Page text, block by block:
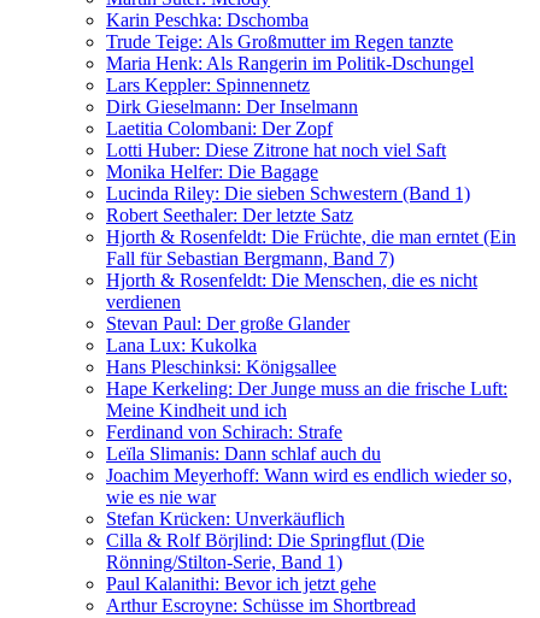
Karin Peschka: Dschomba
Trude Teige: Als Großmutter im Regen tanzte
Maria Henk: Als Rangerin im Politik-Dschungel
Lars Keppler: Spinnennetz
Dirk Gieselmann: Der Inselmann
Laetitia Colombani: Der Zopf
Lotti Huber: Diese Zitrone hat noch viel Saft
Monika Helfer: Die Bagage
Lucinda Riley: Die sieben Schwestern (Band 1)
Robert Seethaler: Der letzte Satz
Hjorth & Rosenfeldt: Die Früchte, die man erntet (Ein
Fall für Sebastian Bergmann, Band 7)
Hjorth & Rosenfeldt: Die Menschen, die es nicht
verdienen
Stevan Paul: Der große Glander
Lana Lux: Kukolka
Hans Pleschinksi: Königsallee
Hape Kerkeling: Der Junge muss an die frische Luft:
Meine Kindheit und ich
Ferdinand von Schirach: Strafe
Leïla Slimanis: Dann schlaf auch du
Joachim Meyerhoff: Wann wird es endlich wieder so,
wie es nie war
Stefan Krücken: Unverkäuflich
Cilla & Rolf Börjlind: Die Springflut (Die
Rönning/Stilton-Serie, Band 1)
Paul Kalanithi: Bevor ich jetzt gehe
Arthur Escroyne: Schüsse im Shortbread